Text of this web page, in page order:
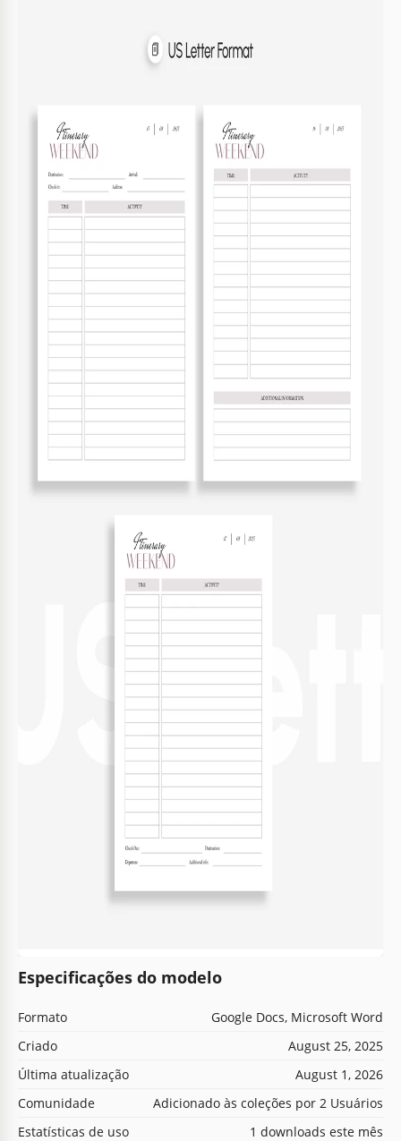
Especificações do modelo
Formato
Google Docs, Microsoft Word
Criado
August 25, 2025
Última atualização
August 1, 2026
Comunidade
Adicionado às coleções por 2 Usuários
Estatísticas de uso
1 downloads este mês